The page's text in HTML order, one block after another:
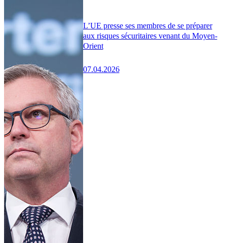
L’UE presse ses membres de se préparer
aux risques sécuritaires venant du Moyen-
Orient
07.04.2026